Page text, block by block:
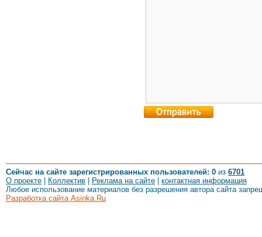
Сейчас на сайте зарегистрированных пользователей: 0 из 6701
О проекте
Коллектив Реклама на сайте
контактная информация
Любое использование материалов без разрешения автора сайта
Разработка сайта Asinka.Ru